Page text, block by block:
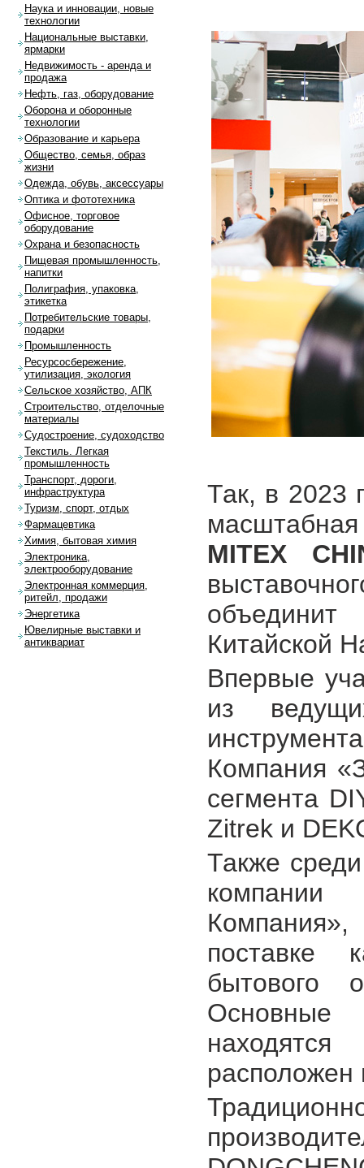
Так, в 2023
MITEX
Китайской
Впервые
из
Компания
сегмента
Zitrek и
Также
компании
поставке
бытового
Основные
расположен
Наука и инновации, новые
технологии
Национальные выставки,
ярмарки
Недвижимость - аренда и
продажа
Нефть, газ, оборудование
Оборона и оборонные
технологии
Образование и карьера
Общество, семья, образ
жизни
Одежда, обувь, аксессуары
Оптика и фототехника
Офисное, торговое
оборудование
Охрана и безопасность
Пищевая промышленность,
напитки
Полиграфия, упаковка,
этикетка
Потребительские товары,
подарки
Промышленность
Ресурсосбережение,
утилизация, экология
Сельское хозяйство, АПК
Строительство, отделочные
материалы
Судостроение, судоходство
Текстиль. Легкая
промышленность
Транспорт, дороги,
инфраструктура
Туризм, спорт, отдых
Фармацевтика
Химия, бытовая химия
Электроника,
электрооборудование
Электронная коммерция,
ритейл, продажи
Энергетика
Ювелирные выставки и
антиквариат